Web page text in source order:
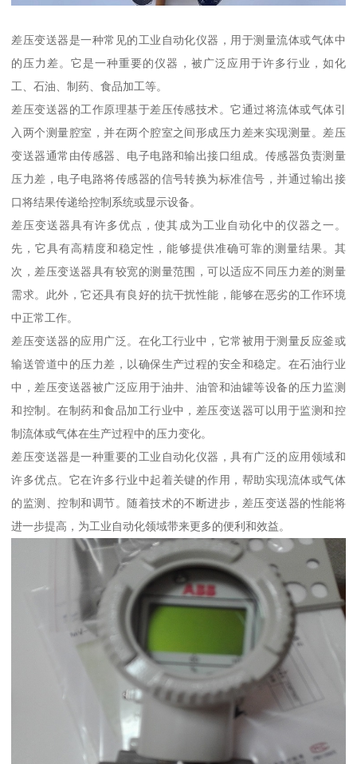
差压变送器是一种常见的工业自动化仪器，用于测量流体或气体中
的压力差。它是一种重要的仪器，被广泛应用于许多行业，如化
工、石油、制药、食品加工等。
差压变送器的工作原理基于差压传感技术。它通过将流体或气体引
入两个测量腔室，并在两个腔室之间形成压力差来实现测量。差压
变送器通常由传感器、电子电路和输出接口组成。传感器负责测量
压力差，电子电路将传感器的信号转换为标准信号，并通过输出接
口将结果传递给控制系统或显示设备。
差压变送器具有许多优点，使其成为工业自动化中的仪器之一。
先，它具有高精度和稳定性，能够提供准确可靠的测量结果。其
次，差压变送器具有较宽的测量范围，可以适应不同压力差的测量
需求。此外，它还具有良好的抗干扰性能，能够在恶劣的工作环境
中正常工作。
差压变送器的应用广泛。在化工行业中，它常被用于测量反应釜或
输送管道中的压力差，以确保生产过程的安全和稳定。在石油行业
中，差压变送器被广泛应用于油井、油管和油罐等设备的压力监测
和控制。在制药和食品加工行业中，差压变送器可以用于监测和控
制流体或气体在生产过程中的压力变化。
差压变送器是一种重要的工业自动化仪器，具有广泛的应用领域和
许多优点。它在许多行业中起着关键的作用，帮助实现流体或气体
的监测、控制和调节。随着技术的不断进步，差压变送器的性能将
进一步提高，为工业自动化领域带来更多的便利和效益。